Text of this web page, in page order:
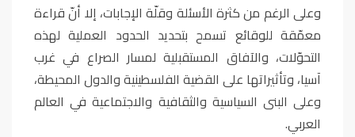
وعلى الرغم من كثرة الأسئلة وقلّة الإجابات، إلا أنّ قراءة
معمّقة للوقائع تسمح بتحديد الحدود العملية لهذه
التحوّلات، والآفاق المستقبلية لمسار الصراع في غرب
آسيا، وتأثيراتها على القضية الفلسطينية والدول المحيطة،
وعلى البنى السياسية والثقافية والاجتماعية في العالم
العربي.